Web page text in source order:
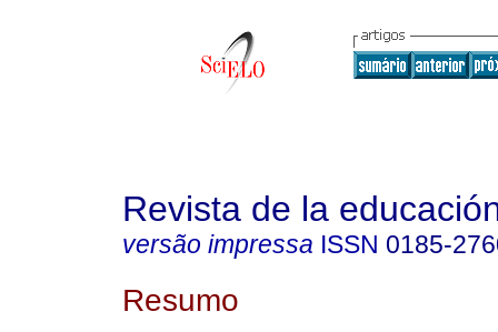
Revista de la
versão impressa ISSN 0185-
Resumo